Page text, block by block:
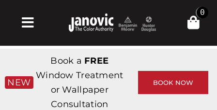
Toggle
Navigation
Products & Services
Κατάστημα
0
NEW
Book a FREE
Window Treatment
or Wallpaper
Consultation
BOOK NOW